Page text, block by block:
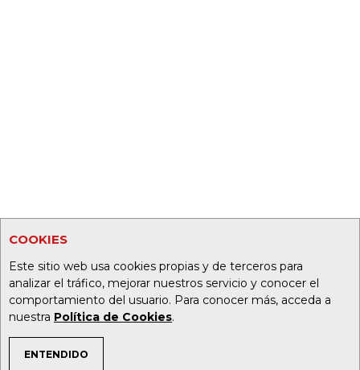
COOKIES
Este sitio web usa cookies propias y de terceros para
analizar el tráfico, mejorar nuestros servicio y conocer el
comportamiento del usuario. Para conocer más, acceda a
nuestra Política de Cookies.
ENTENDIDO